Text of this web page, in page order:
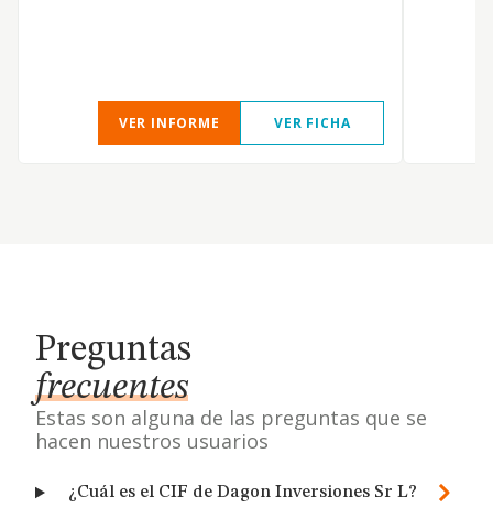
VER INFORME VER FICHA
Preguntas
frecuentes
Estas son alguna de las preguntas que se
hacen nuestros usuarios
¿Cuál es el CIF de Dagon Inversiones Sr L?